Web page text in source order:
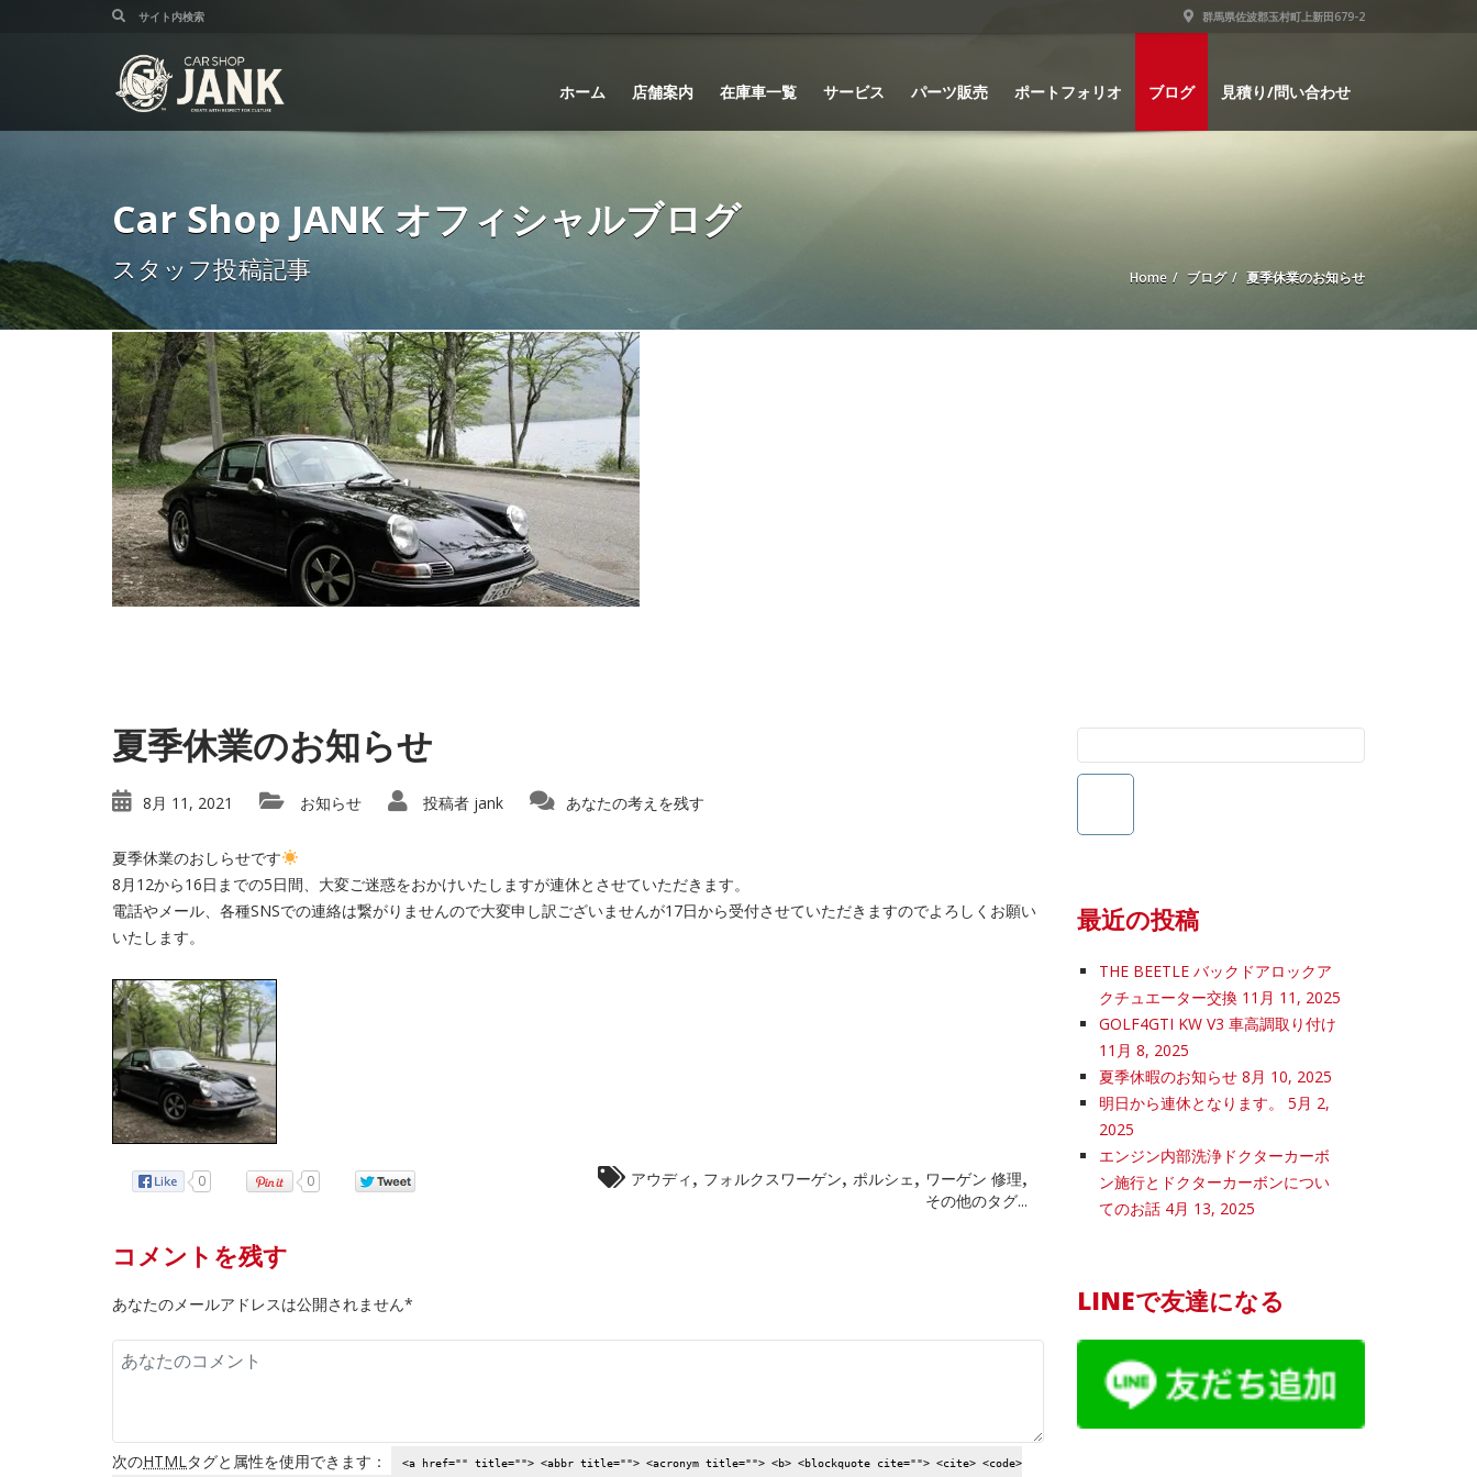
群馬県佐波郡玉村町上新田679-2
ホーム 店舗案内 在庫車一覧 サービス パーツ販売 ポートフォリオ ブログ 見積り/問い合わせ
Car Shop JANK オフィシャルブログ
スタッフ投稿記事 Home ブログ 夏季休業のお知らせ
夏季休業のお知らせ
8月 11, 2021 お知らせ 投稿者 jank あなたの考えを残す
夏季休業のおしらせです
8月12から16日までの5日間、大変ご迷惑をおかけいたしますが連休とさせていただきます。
電話やメール、各種SNSでの連絡は繋がりませんので大変申し訳ございませんが17日から受付させていただきますのでよろしくお願い
いたします。
0 0 アウディ フォルクスワーゲン ポルシェ ワーゲン 修理
その他のタグ...
コメントを残す
あなたのメールアドレスは公開されません*
次のHTMLタグと属性を使用できます： <a href="" title=""> <abbr title=""> <acronym title=""> <b> <blockquote cite=""> <cite> <code>
最近の投稿
THE BEETLE バックドアロックア
クチュエーター交換 11月 11, 2025
GOLF4GTI KW V3 車高調取り付け
11月 8, 2025
夏季休暇のお知らせ 8月 10, 2025
明日から連休となります。
5月 2,
2025
エンジン内部洗浄ドクターカーボ
ン施行とドクターカーボンについ
てのお話 4月 13, 2025
LINEで友達になる